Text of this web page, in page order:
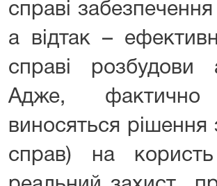
справі
а відтак –
справі розбудови
Адже, фактично
виносяться рішення
справ) на